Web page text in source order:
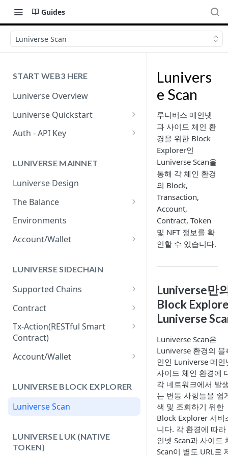
Guides
Luniverse Scan
START WEB3 HERE
Luniverse Overview
Luniverse Quickstart
Sign Up
Auth - API Key
Callback Security
LUNIVERSE MAINNET
Luniverse Design
The Balance
The Balance Governance
The Balance for Business
Environments
Account/Wallet
Luniverse
How to Create EOA/DEOA
LUNIVERSE SIDECHAIN
Supported Chains
Luniverse PoA Sidechain
IBFT2 Sidechain
Hyperledger Fabric Sidechain
Contract
Contract Resource
Contract Deployment
Tx-Action(RESTful Smart
Contract)
How to Create Tx-Action
How to Track Tx-Action API
Usage
Account/Wallet
Sidechain
LUNIVERSE BLOCK EXPLORER
Luniverse Scan
LUNIVERSE LUK (NATIVE
TOKEN)
Lunivers
e Scan
루니버스 메인넷
과 사이드 체인 환
경을 위한 Block
Explorer인
Luniverse Scan을
통해 각 체인 환경
의 Block,
Transaction,
Account,
Contract, Token
및 NFT 정보를 확
인할 수 있습니다.
Luniverse만
Block
Luniverse
Luniverse Scan은
Luniverse 환경의 블
인인 Luniverse 메인
사이드 체인 환경에
각 네트워크에서 발
는 변동 사항들을 쉽
색 및 조회하기 위한
Block Explorer 서비
니다. 각 환경에 따라
인넷 Scan과 사이드
Scan이 별도 URL로